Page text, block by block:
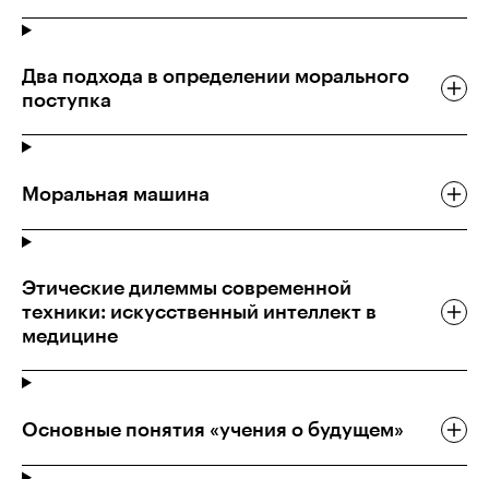
Два подхода в определении морального
поступка
Моральная машина
Этические дилеммы современной
техники: искусственный интеллект в
медицине
Основные понятия «учения о будущем»